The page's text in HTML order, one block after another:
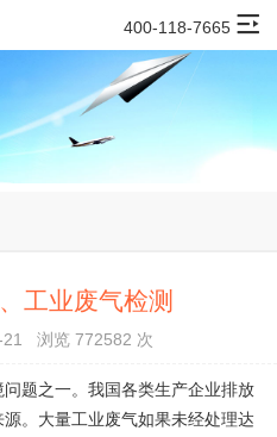
400-118-7665
工业废气检测
21 浏览 772582 次
题之一。我国各类生产企业排放
。大量工业废气如果未经处理达